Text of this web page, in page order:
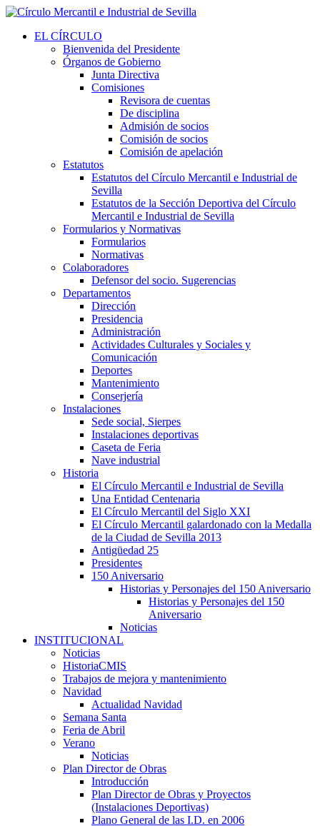
EL CÍRCULO
Bienvenida del Presidente
Órganos de Gobierno
Junta Directiva
Comisiones
Revisora de cuentas
De disciplina
Admisión de socios
Comisión de socios
Comisión de apelación
Estatutos
Estatutos del Círculo Mercantil e Industrial de
Sevilla
Estatutos de la Sección Deportiva del Círculo
Mercantil e Industrial de Sevilla
Formularios y Normativas
Formularios
Normativas
Colaboradores
Defensor del socio. Sugerencias
Departamentos
Dirección
Presidencia
Administración
Actividades Culturales y Sociales y
Comunicación
Deportes
Mantenimiento
Conserjería
Instalaciones
Sede social, Sierpes
Instalaciones deportivas
Caseta de Feria
Nave industrial
Historia
El Círculo Mercantil e Industrial de Sevilla
Una Entidad Centenaria
El Círculo Mercantil del Siglo XXI
El Círculo Mercantil galardonado con la Medalla
de la Ciudad de Sevilla 2013
Antigüedad 25
Presidentes
150 Aniversario
Historias y Personajes del 150 Aniversario
Historias y Personajes del 150
Aniversario
Noticias
INSTITUCIONAL
Noticias
HistoriaCMIS
Trabajos de mejora y mantenimiento
Navidad
Actualidad Navidad
Semana Santa
Feria de Abril
Verano
Noticias
Plan Director de Obras
Introducción
Plan Director de Obras y Proyectos
(Instalaciones Deportivas)
Plano General de las I.D. en 2006